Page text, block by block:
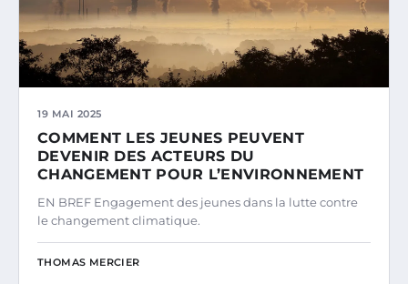
19 MAI 2025
COMMENT LES JEUNES PEUVENT
DEVENIR DES ACTEURS DU
CHANGEMENT POUR L’ENVIRONNEMENT
EN BREF Engagement des jeunes dans la lutte contre
le changement climatique.
THOMAS MERCIER